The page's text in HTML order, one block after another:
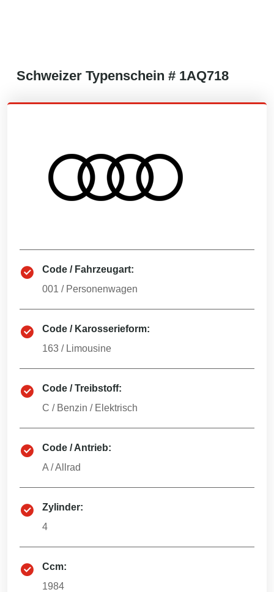
Schweizer Typenschein # 1AQ718
Code / Fahrzeugart:
001 / Personenwagen
Code / Karosserieform:
163 / Limousine
Code / Treibstoff:
C / Benzin / Elektrisch
Code / Antrieb:
A /Allrad
Zylinder:
4
Ccm:
1984